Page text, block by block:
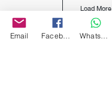
Load More
Email